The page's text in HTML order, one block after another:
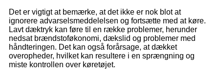
Det er vigtigt at bemærke, at det ikke er nok blot at
ignorere advarselsmeddelelsen og fortsætte med at køre.
Lavt dæktryk kan føre til en række problemer, herunder
nedsat brændstoføkonomi, dækslid og problemer med
håndteringen. Det kan også forårsage, at dækket
overopheder, hvilket kan resultere i en sprængning og
miste kontrollen over køretøjet.